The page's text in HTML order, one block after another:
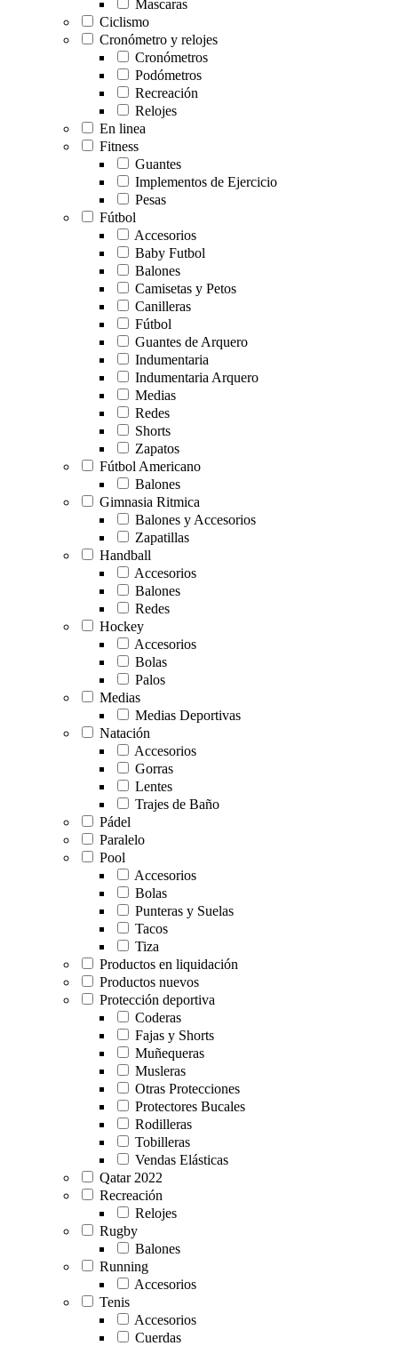
Mascaras
Ciclismo
Cronómetro y relojes
Cronómetros
Podómetros
Recreación
Relojes
En linea
Fitness
Guantes
Implementos de Ejercicio
Pesas
Fútbol
Accesorios
Baby Futbol
Balones
Camisetas y Petos
Canilleras
Fútbol
Guantes de Arquero
Indumentaria
Indumentaria Arquero
Medias
Redes
Shorts
Zapatos
Fútbol Americano
Balones
Gimnasia Ritmica
Balones y Accesorios
Zapatillas
Handball
Accesorios
Balones
Redes
Hockey
Accesorios
Bolas
Palos
Medias
Medias Deportivas
Natación
Accesorios
Gorras
Lentes
Trajes de Baño
Pádel
Paralelo
Pool
Accesorios
Bolas
Punteras y Suelas
Tacos
Tiza
Productos en liquidación
Productos nuevos
Protección deportiva
Coderas
Fajas y Shorts
Muñequeras
Musleras
Otras Protecciones
Protectores Bucales
Rodilleras
Tobilleras
Vendas Elásticas
Qatar 2022
Recreación
Relojes
Rugby
Balones
Running
Accesorios
Tenis
Accesorios
Cuerdas